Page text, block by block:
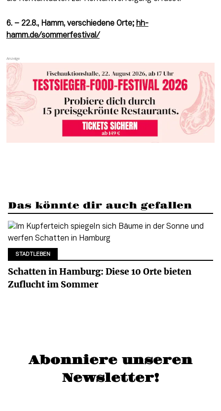
6. – 22.8., Hamm, verschiedene Orte; hh-
hamm.de/sommerfestival/
Das könnte dir auch gefallen
STADTLEBEN
Schatten in Hamburg: Diese 10 Orte bieten
Zuflucht im Sommer
Abonniere unseren
Newsletter!